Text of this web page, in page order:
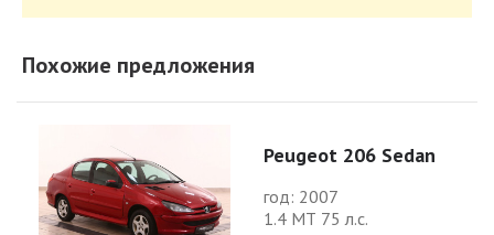
Похожие предложения
Peugeot 206 Sedan
год: 2007
1.4 МТ 75 л.с.